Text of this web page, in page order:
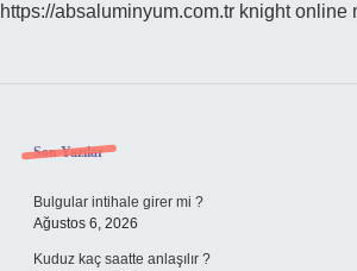
https://absaluminyum.com.tr knight online
Sidebar
Son Yazılar
Bulgular intihale girer mi ?
Ağustos 6, 2026
Kuduz kaç saatte anlaşılır ?